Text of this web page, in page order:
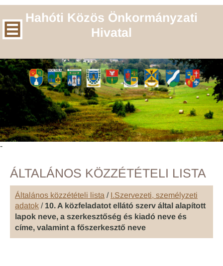
Hahóti Közös Önkormányzati
Hivatal
-
ÁLTALÁNOS KÖZZÉTÉTELI LISTA
Általános közzétételi lista / I.Szervezeti, személyzeti
adatok / 10. A közfeladatot ellátó szerv által alapított
lapok neve, a szerkesztőség és kiadó neve és
címe, valamint a főszerkesztő neve